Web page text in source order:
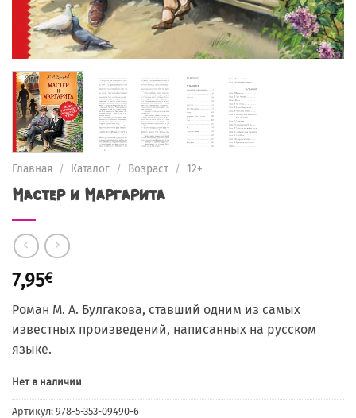
Главная / Каталог / Возраст / 12+
Мастер и Маргарита
7,95€
Роман М. А. Булгакова, ставший одним из самых
известных произведений, написанных на русском
языке.
Нет в наличии
Артикул: 978-5-353-09490-6